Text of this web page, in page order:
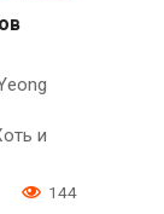
и
144